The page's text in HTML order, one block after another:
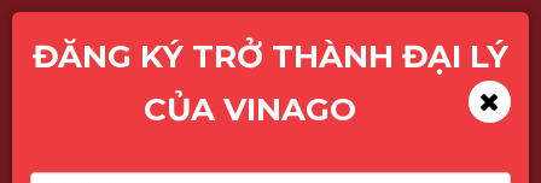
ĐĂNG KÝ TRỞ THÀNH ĐẠI LÝ
CỦA VINAGO